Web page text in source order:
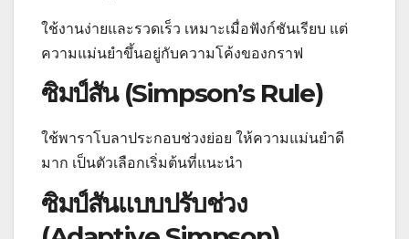
ใช้งานง่ายและรวดเร็ว เหมาะเมื่อฟังก์ชันเรียบ แต่
ความแม่นยำขึ้นอยู่กับความโค้งของกราฟ
ซิมป์สัน (Simpson’s Rule)
ใช้พาราโบลาประกอบช่วงย่อย ให้ความแม่นยำดี
มาก เป็นตัวเลือกเริ่มต้นที่แนะนำ
ซิมป์สันแบบปรับช่วง